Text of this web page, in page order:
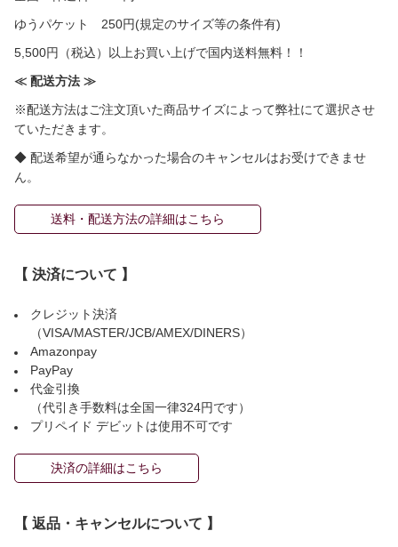
ゆうパケット 250円(規定のサイズ等の条件有)
5,500円（税込）以上お買い上げで国内送料無料！！
≪ 配送方法 ≫
※配送方法はご注文頂いた商品サイズによって弊社にて選択させ
ていただきます。
◆ 配送希望が通らなかった場合のキャンセルはお受けできませ
ん。
送料・配送方法の詳細はこちら
【 決済について 】
クレジット決済
（VISA/MASTER/JCB/AMEX/DINERS）
Amazonpay
PayPay
代金引換
（代引き手数料は全国一律324円です）
プリペイド デビットは使用不可です
決済の詳細はこちら
【 返品・キャンセルについて 】